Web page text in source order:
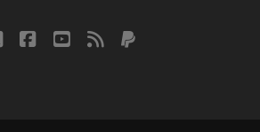
twitterfacebook
youtube
rss paypal